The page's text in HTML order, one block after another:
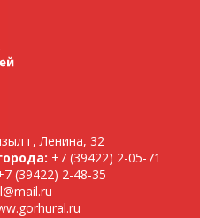
г, Ленина, 32
+7 (39422) 2-05-71
(39422) 2-48-35